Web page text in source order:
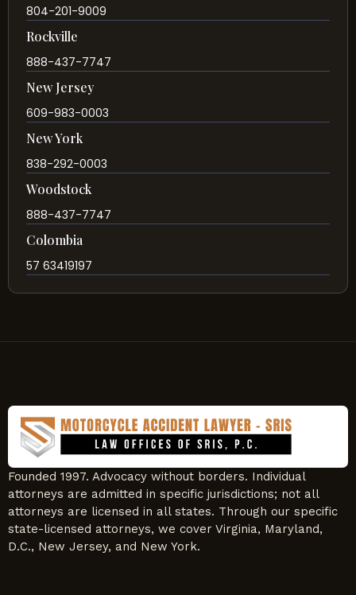
804-201-9009
Rockville
888-437-7747
New Jersey
609-983-0003
New York
838-292-0003
Woodstock
888-437-7747
Colombia
57 63419197
Founded 1997. Advocacy without borders. Individual
attorneys are admitted in specific jurisdictions; not all
attorneys are licensed in all states. Through our specific
state-licensed attorneys, we cover Virginia, Maryland,
D.C., New Jersey, and New York.